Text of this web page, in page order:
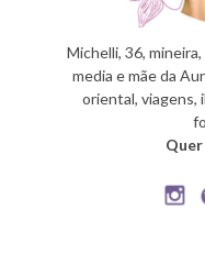
Michelli, 36,
media e mãe da
oriental, viagens,
Quer